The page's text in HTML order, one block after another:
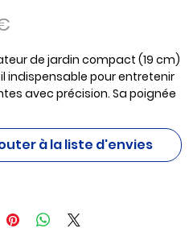
de jardin compact (19 cm)
indispensable pour entretenir
avec précision. Sa poignée
idéale pour tailler les fleurs
les tiges et petites
sans effort. Léger, maniable
à la liste d'envies